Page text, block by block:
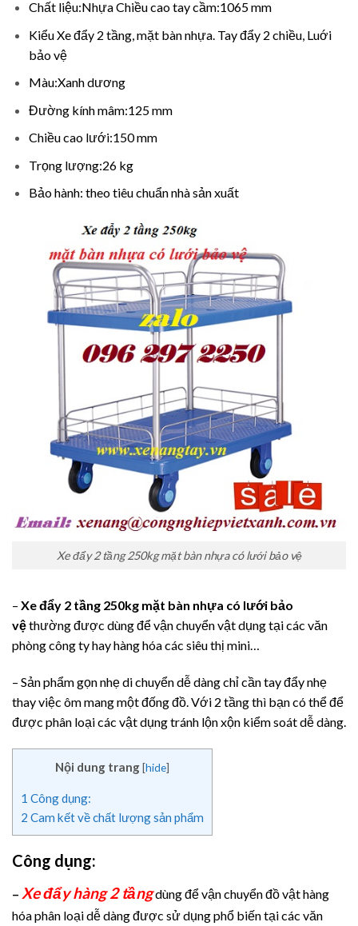
Chất liệu:Nhựa Chiều cao tay cầm:1065 mm
Kiểu Xe đẩy 2 tầng, mặt bàn nhựa. Tay đẩy 2 chiều, Luới
bảo vệ
Màu:Xanh dương
Đường kính mâm:125 mm
Chiều cao lưới:150 mm
Trọng lượng:26 kg
Bảo hành: theo tiêu chuẩn nhà sản xuất
Xe đẩy 2 tầng 250kg mặt bàn nhựa có lưới bảo vệ
– Xe đẩy 2 tầng 250kg mặt bàn nhựa có lưới bảo
vệthường được dùng để vận chuyển vật dụng tại các văn
phòng công ty hay hàng hóa các siêu thị mini…
– Sản phẩm gọn nhẹ di chuyển dễ dàng chỉ cần tay đẩy nhẹ
thay việc ôm mang một đống đồ. Với 2 tầng thì bạn có thể để
được phân loại các vật dụng tránh lộn xộn kiểm soát dễ dàng.
Nội dung trang[hide]
1 Công dụng:
2 Cam kết về chất lượng sản phẩm
Công dụng:
– Xe đẩy hàng 2 tầngdùng để vận chuyển đồ vật hàng
hóa phân loại dễ dàng được sử dụng phổ biến tại các văn